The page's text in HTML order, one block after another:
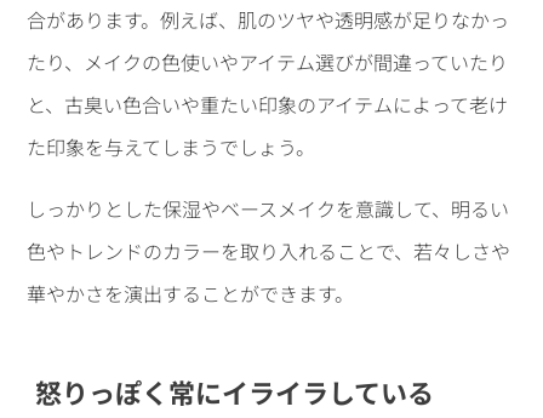
合があります。例えば、肌のツヤや透明感が足りなかっ
たり、メイクの色使いやアイテム選びが間違っていたり
と、古臭い色合いや重たい印象のアイテムによって老け
た印象を与えてしまうでしょう。
しっかりとした保湿やベースメイクを意識して、明るい
色やトレンドのカラーを取り入れることで、若々しさや
華やかさを演出することができます。
怒りっぽく常にイライラしている